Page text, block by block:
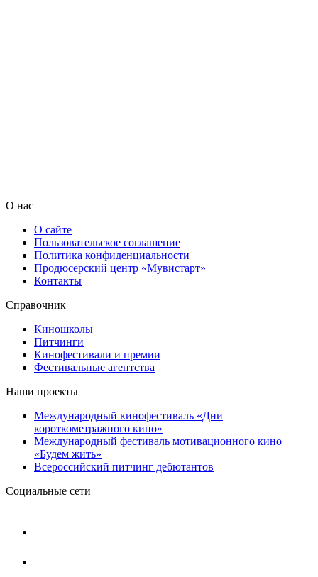
О нас
О сайте
Пользовательское соглашение
Политика конфиденциальности
Продюсерский центр «Мувистарт»
Контакты
Справочник
Киношколы
Питчинги
Кинофестивали и премии
Фестивальные агентства
Наши проекты
Международный кинофестиваль «Дни
короткометражного кино»
Международный фестиваль мотивационного кино
«Будем жить»
Всероссийский питчинг дебютантов
Социальные сети